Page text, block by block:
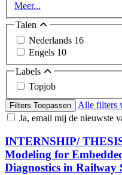
Meer...
Talen
Nederlands 16
Engels 10
Labels
Topjob
Filters Toepassen
Alle filters
Ja, email mij de nieuwste
INTERNSHIP/
Modeling for
Diagnostics in Railway